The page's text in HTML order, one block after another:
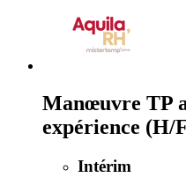
Manœuvre TP
expérience (H/
Intérim